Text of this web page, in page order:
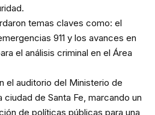
temas claves como: el
911 y los avances en
el análisis criminal en el Área
el auditorio del Ministerio de
de Santa Fe, marcando un
de políticas públicas para una